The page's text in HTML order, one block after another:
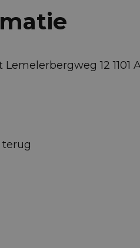
12 1101
terug